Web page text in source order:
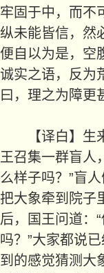
牢固于中，而不
纵未能皆信，然
便自以为是，空
诚实之语，反为
曰，理之为障更
【译白】
王召集一群盲人
么样子吗？”盲
把大象牵到院子
后，国王问道：
吗？”大家都说
到的感觉猜测大